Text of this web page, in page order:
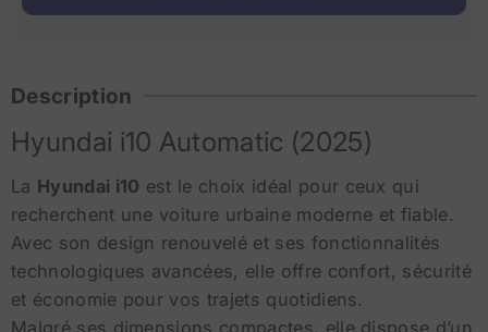
Description
Hyundai i10 Automatic (2025)
La Hyundai i10 est le choix idéal pour ceux qui
recherchent une voiture urbaine moderne et fiable.
Avec son design renouvelé et ses fonctionnalités
technologiques avancées, elle offre confort, sécurité
et économie pour vos trajets quotidiens.